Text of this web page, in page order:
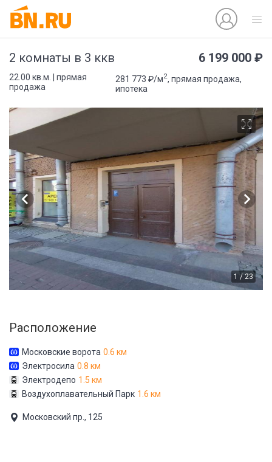
2 комнаты в 3 ккв 6 199 000 ₽
22.00 кв.м. | прямая
продажа
281 773 ₽/м2, прямая продажа,
ипотека
1 / 23
Расположение
Московские ворота 0.6 км
Электросила 0.8 км
Электродепо 1.5 км
Воздухоплавательный Парк 1.6 км
Московский пр., 125